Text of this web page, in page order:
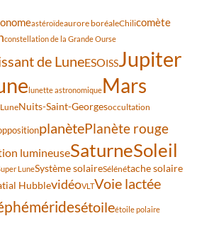
astéroïdeaurore boréaleChilicomète
constellation de la Grande Ourse
de LuneESOISSJupiter
lunette astronomiqueMars
Nuits-Saint-Georgesoccultation
planètePlanète rouge
lumineuseSaturneSoleil
LuneSystème solaireSélénétache solaire
HubblevidéoVLTVoie lactée
étoileétoile polaire